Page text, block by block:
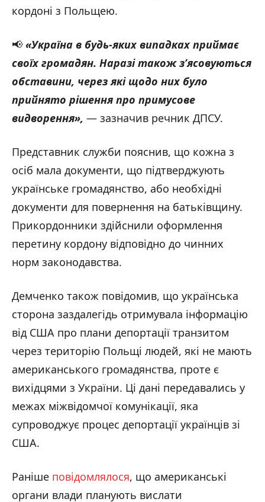
кордоні з Польщею.
📢 «Україна в будь-яких випадках приймає
своїх громадян. Наразі також з’ясовуються
обставини, через які щодо них було
прийнято рішення про примусове
видворення», — зазначив речник ДПСУ.
Представник служби пояснив, що кожна з
осіб мала документи, що підтверджують
українське громадянство, або необхідні
документи для повернення на батьківщину.
Прикордонники здійснили оформлення
перетину кордону відповідно до чинних
норм законодавства.
Демченко також повідомив, що українська
сторона заздалегідь отримувала інформацію
від США про плани депортації транзитом
через територію Польщі людей, які не мають
американського громадянства, проте є
вихідцями з України. Ці дані передавались у
межах міжвідомчої комунікації, яка
супроводжує процес депортації українців зі
США.
Раніше повідомлялося, що американські
органи влади планують вислати